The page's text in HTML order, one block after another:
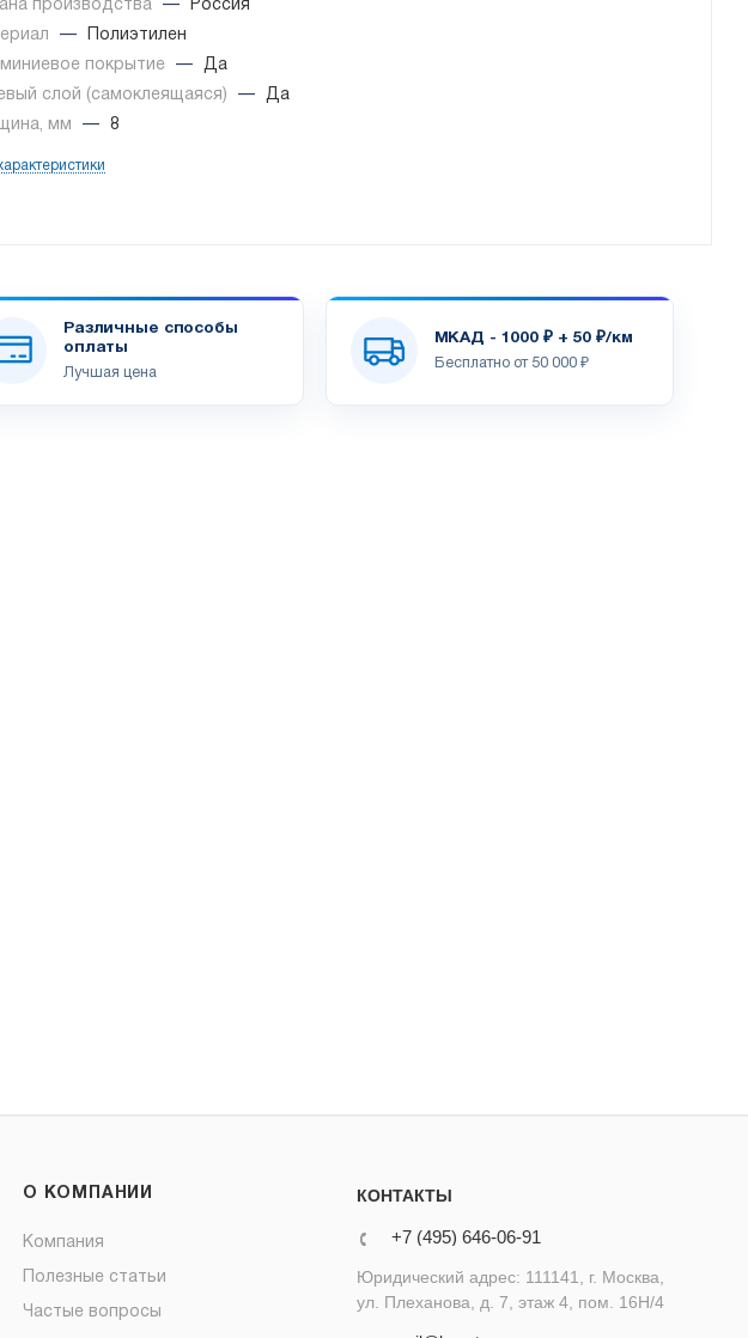
производства
—
Россия
—
Полиэтилен
покрытие
—
Да
слой (самоклеящаяся)
—
Да
мм
— 8
Различные способы
оплаты
Лучшая цена
МКАД - 1000 ₽ + 50 ₽/км
Бесплатно от 50 000 ₽
О КОМПАНИИ
Компания
Полезные статьи
Частые вопросы
КОНТАКТЫ
+7 (495) 646-06-91
Юридический адрес: 111141, г. Москва,
ул. Плеханова, д. 7, этаж 4, пом. 16Н/4